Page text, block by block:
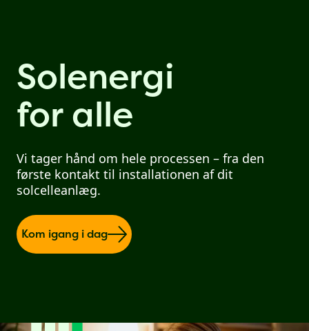
Solenergi
for alle
Vi tager hånd om hele processen – fra den
første kontakt til installationen af dit
solcelleanlæg.
Kom igang i dag